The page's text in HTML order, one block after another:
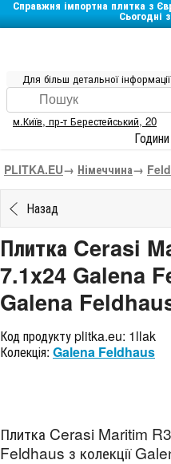
Справжня імпортна плитка з
Сьогодні
Для більш детальної
м.Київ, пр-т Берестейський, 20
PLITKA.EU→ Німеччина→
Назад
Плитка Cerasi
7.1x24 Galena
Galena
Код продукту plitka.eu: 1llak
Колекція: Galena Feldhaus
Плитка Cerasi Maritim
Feldhaus з колекції